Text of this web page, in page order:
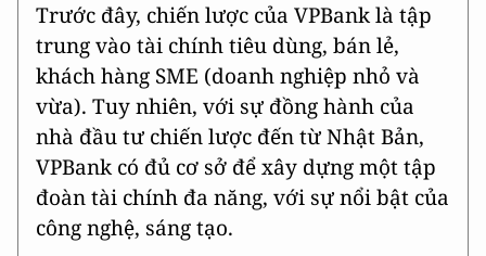
Trước đây, chiến lược của VPBank là tập
trung vào tài chính tiêu dùng, bán lẻ,
khách hàng SME (doanh nghiệp nhỏ và
vừa). Tuy nhiên, với sự đồng hành của
nhà đầu tư chiến lược đến từ Nhật Bản,
VPBank có đủ cơ sở để xây dựng một tập
đoàn tài chính đa năng, với sự nổi bật của
công nghệ, sáng tạo.